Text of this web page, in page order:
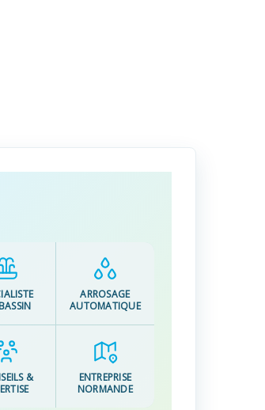
ARROSAGE
AUTOMATIQUE
&
ENTREPRISE
NORMANDE